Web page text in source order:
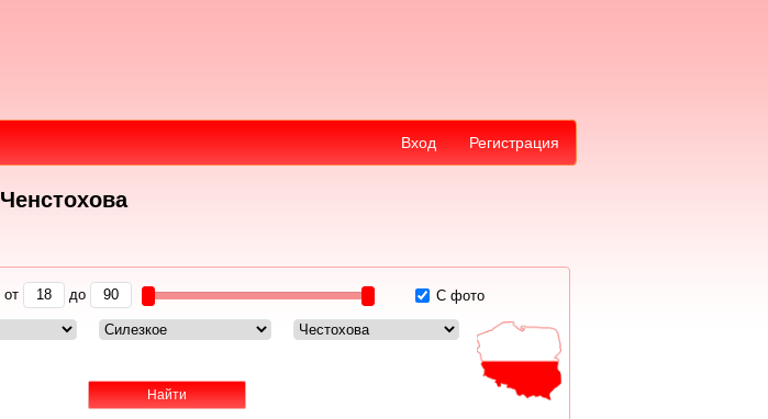
Регистрация
Вход
от до С фото